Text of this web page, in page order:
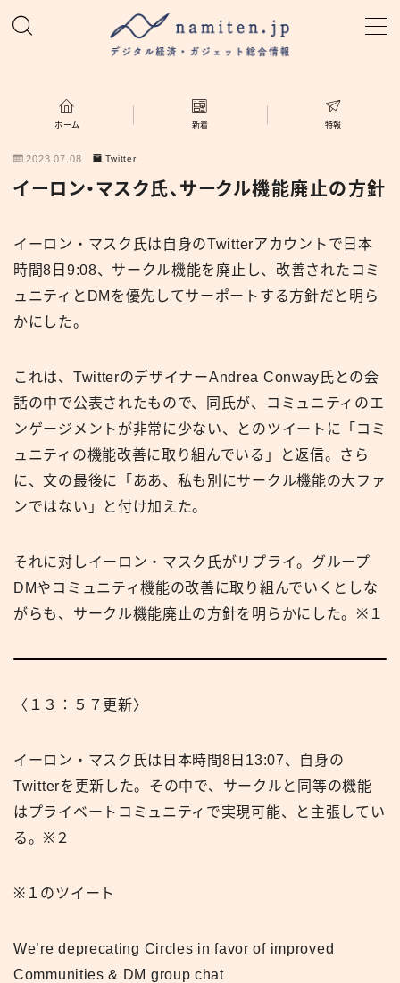
ホーム
namiten.jp
ホーム 新着 特報
2023.07.08 Twitter
イーロン・マスク氏、サークル機能廃止の方針
イーロン・マスク氏は自身のTwitterアカウントで日本
時間8日9:08、サークル機能を廃止し、改善されたコミ
ュニティとDMを優先してサーポートする方針だと明ら
かにした。
これは、TwitterのデザイナーAndrea Conway氏との会
話の中で公表されたもので、同氏が、コミュニティのエ
ンゲージメントが非常に少ない、とのツイートに「コミ
ュニティの機能改善に取り組んでいる」と返信。さら
に、文の最後に「ああ、私も別にサークル機能の大ファ
ンではない」と付け加えた。
それに対しイーロン・マスク氏がリプライ。グループ
DMやコミュニティ機能の改善に取り組んでいくとしな
がらも、サークル機能廃止の方針を明らかにした。※１
〈１３：５７更新〉
イーロン・マスク氏は日本時間8日13:07、自身の
Twitterを更新した。その中で、サークルと同等の機能
はプライベートコミュニティで実現可能、と主張してい
る。※２
※１のツイート
We’re deprecating Circles in favor of improved
Communities & DM group chat